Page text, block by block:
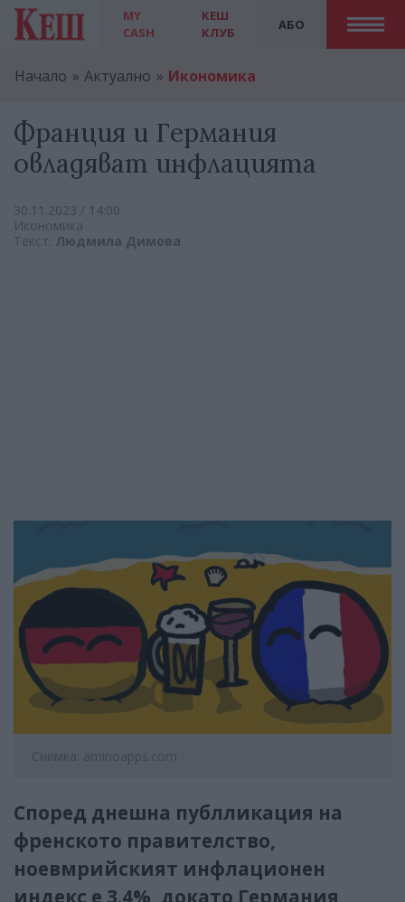
MY
CASH
АБО
КЕШ
КЛУБ
Начало Актуално Икономика
Франция и Германия
овладяват инфлацията
30.11.2023 / 14:00
Икономика
Текст: Людмила Димова
Снимка: aminoapps.com
Според днешна публликация на
френското правителство,
ноевмрийският инфлационен
индекс е 3.4%, докато Германия